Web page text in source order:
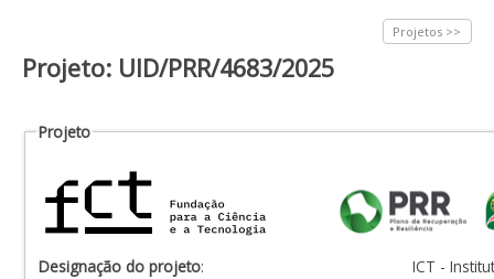
Projetos >>
Projeto: UID/PRR/4683/2025
Projeto
Designação do projeto:
ICT -